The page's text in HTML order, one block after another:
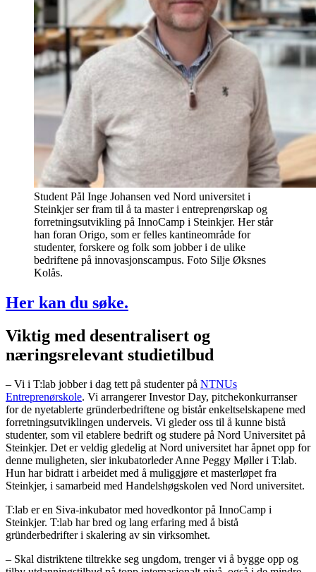
Student Pål Inge Johansen ved Nord universitet i
Steinkjer ser fram til å ta master i entreprenørskap og
forretningsutvikling på InnoCamp i Steinkjer. Her står
han foran Origo, som er felles kantineområde for
studenter, forskere og folk som jobber i de ulike
bedriftene på innovasjonscampus. Foto Silje Øksnes
Kolås.
Her kan du søke.
Viktig med desentralisert og
næringsrelevant studietilbud
– Vi i T:lab jobber i dag tett på studenter på NTNUs
Entreprenørskole. Vi arrangerer Investor Day, pitchekonkurranser
for de nyetablerte gründerbedriftene og bistår enkeltselskapene med
forretningsutviklingen underveis. Vi gleder oss til å kunne bistå
studenter, som vil etablere bedrift og studere på Nord Universitet på
Steinkjer. Det er veldig gledelig at Nord universitet har åpnet opp for
denne muligheten, sier inkubatorleder Anne Peggy Møller i T:lab.
Hun har bidratt i arbeidet med å muliggjøre et masterløpet fra
Steinkjer, i samarbeid med Handelshøgskolen ved Nord universitet.
T:lab er en Siva-inkubator med hovedkontor på InnoCamp i
Steinkjer. T:lab har bred og lang erfaring med å bistå
gründerbedrifter i skalering av sin virksomhet.
– Skal distriktene tiltrekke seg ungdom, trenger vi å bygge opp og